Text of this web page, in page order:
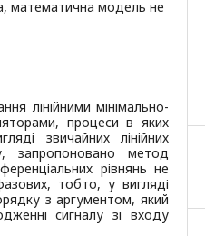
математична модель не
лінійними мінімально-
процеси в яких
звичайних лінійних
запропоновано метод
рівнянь не
тобто, у вигляді
з аргументом, який
сигналу зі входу